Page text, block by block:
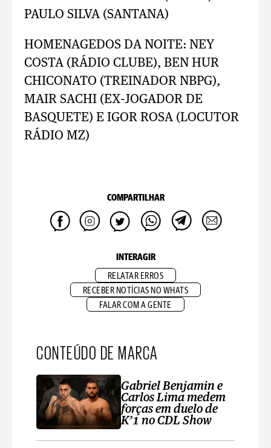
PAULO SILVA (SANTANA)
HOMENAGEDOS DA NOITE: NEY
COSTA (RÁDIO CLUBE), BEN HUR
CHICONATO (TREINADOR NBPG),
MAIR SACHI (EX-JOGADOR DE
BASQUETE) E IGOR ROSA (LOCUTOR
RÁDIO MZ)
COMPARTILHAR
INTERAGIR
RELATAR ERROS
RECEBER NOTÍCIAS NO WHATS
FALAR COM A GENTE
CONTEÚDO DE MARCA
Gabriel Benjamin e
Carlos Lima medem
forças em duelo de
K’1 no CDL Show